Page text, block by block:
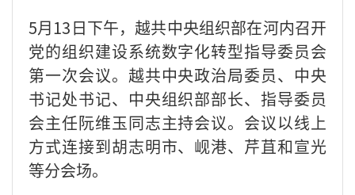
5月13日下午，越共中央组织部在河内召开
党的组织建设系统数字化转型指导委员会
第一次会议。越共中央政治局委员、中央
书记处书记、中央组织部部长、指导委员
会主任阮维玉同志主持会议。会议以线上
方式连接到胡志明市、岘港、芹苴和宣光
等分会场。